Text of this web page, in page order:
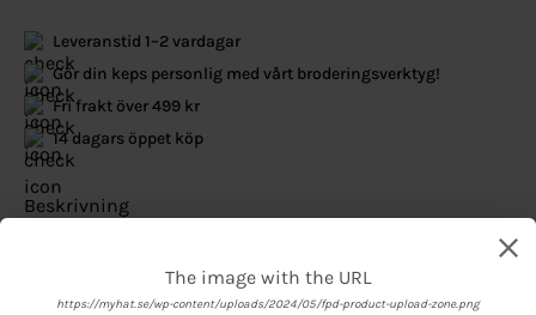
Leveranstid 1–2 vardagar
Gör din keps personlig med vårt broderingsverktyg!
Fri frakt över 499 kr
14 dagars öppet köp
Beskrivning
The image with the URL
https://myhat.se/wp-content/uploads/2024/05/fpd-product-basic-product-
The image with the URL
https://myhat.se/wp-content/uploads/2024/05/fpd-product-upload-zone.png